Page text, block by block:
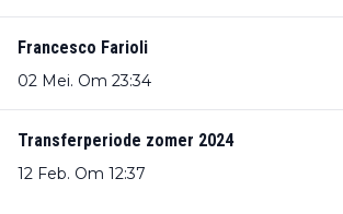
Francesco Farioli
02 Mei. Om 23:34
Transferperiode zomer 2024
12 Feb. Om 12:37